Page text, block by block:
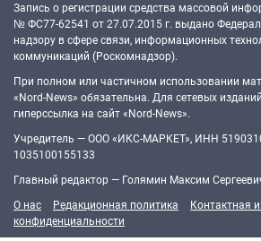
Запись о регистрации средства массовой
№ ФС77-62541 от 27.07.2015 г. выдано
надзору в сфере связи, информационных
коммуникаций (Роскомнадзор).
При полном или частичном использовании
«Nord-News» обязательна. Для сетевых
гиперссылка на сайт «Nord-News».
Учредитель — ООО «ИКС-МАРКЕТ», ИНН
1035100155133
Главный редактор — Голямин Максим
О нас
Редакционная политика Контактная
конфиденциальности